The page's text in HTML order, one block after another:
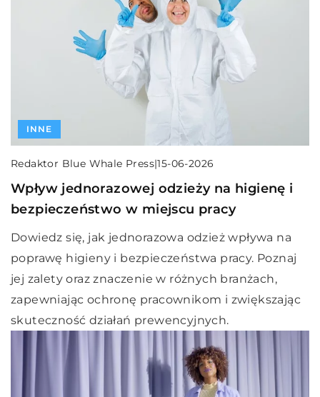
INNE
Redaktor Blue Whale Press|15-06-2026
Wpływ jednorazowej odzieży na higienę i
bezpieczeństwo w miejscu pracy
Dowiedz się, jak jednorazowa odzież wpływa na
poprawę higieny i bezpieczeństwa pracy. Poznaj
jej zalety oraz znaczenie w różnych branżach,
zapewniając ochronę pracownikom i zwiększając
skuteczność działań prewencyjnych.